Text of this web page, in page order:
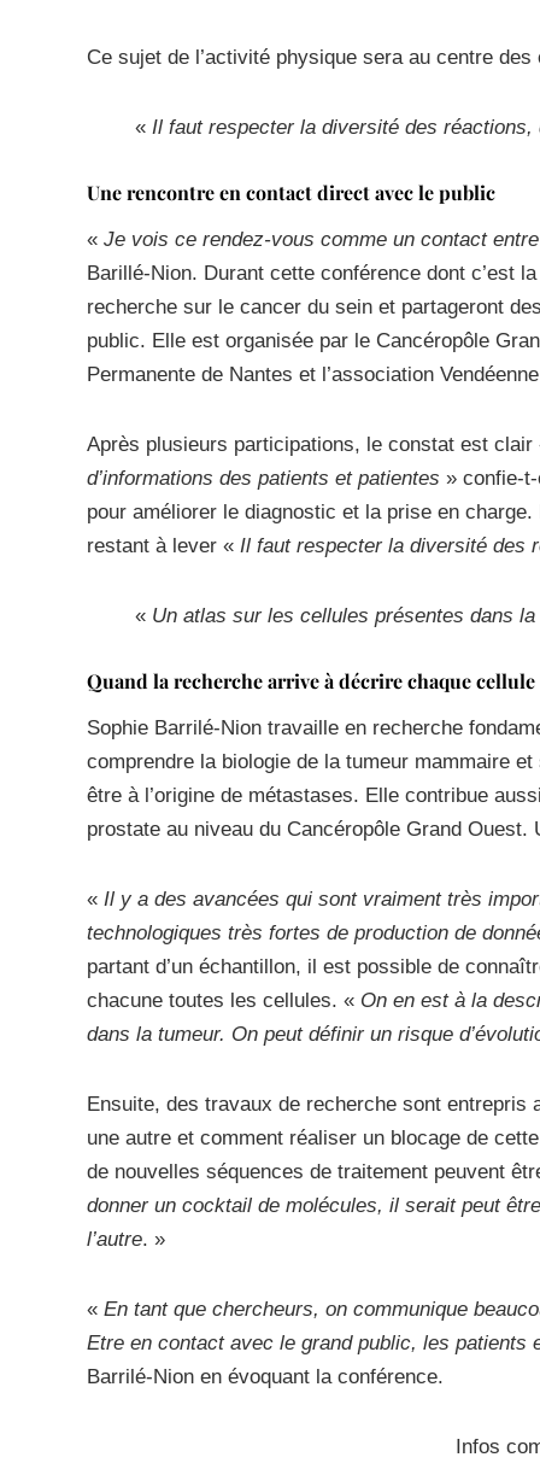
Ce sujet de l’activité physique sera au centre
« Il faut respecter la diversité des réactions,
Une rencontre en contact direct avec le public
« Je vois ce rendez-vous comme un contact
Barillé-Nion. Durant cette conférence dont c’est
recherche sur le cancer du sein et partageront
public. Elle est organisée par le Cancéropôle
Permanente de Nantes et l’association
Après plusieurs participations, le constat est clair
d’informations des patients et patientes » confie-
pour améliorer le diagnostic et la prise en
restant à lever « Il faut respecter la diversité des
« Un atlas sur les cellules présentes dans la
Quand la recherche arrive à décrire chaque cellule
Sophie Barrilé-Nion travaille en recherche
comprendre la biologie de la tumeur mammaire
être à l’origine de métastases. Elle contribue
prostate au niveau du Cancéropôle Grand Ouest.
« Il y a des avancées qui sont vraiment très
technologiques très fortes de production de
partant d’un échantillon, il est possible de
chacune toutes les cellules. « On en est à la
dans la tumeur. On peut définir un risque
Ensuite, des travaux de recherche sont
une autre et comment réaliser un blocage de
de nouvelles séquences de traitement peuvent
donner un cocktail de molécules, il serait peut
l’autre. »
« En tant que chercheurs, on communique
Etre en contact avec le grand public, les patients
Barrilé-Nion en évoquant la conférence.
Infos